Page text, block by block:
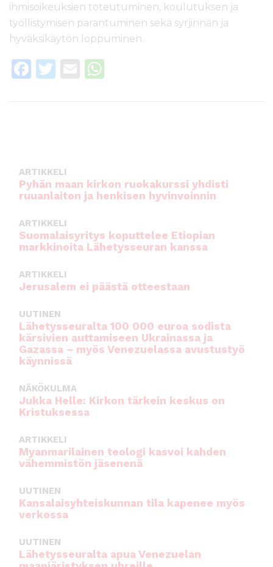
ihmisoikeuksien toteutuminen, koulutuksen ja
työllistymisen parantuminen sekä syrjinnän ja
hyväksikäytön loppuminen.​
F
o
o
k
T
E
p
ARTIKKELI
Pyhän maan kirkon ruokakurssi yhdisti
ruuanlaiton ja henkisen hyvinvoinnin
ARTIKKELI
Suomalaisyritys koputtelee Etiopian
markkinoita Lähetysseuran kanssa
ARTIKKELI
Jerusalem ei päästä otteestaan
UUTINEN
Lähetysseuralta 100 000 euroa sodista
kärsivien auttamiseen Ukrainassa ja
Gazassa – myös Venezuelassa avustustyö
käynnissä
NÄKÖKULMA
Jukka Helle: Kirkon tärkein keskus on
Kristuksessa
ARTIKKELI
Myanmarilainen teologi kasvoi kahden
vähemmistön jäsenenä
UUTINEN
Kansalaisyhteiskunnan tila kapenee myös
verkossa
UUTINEN
Lähetysseuralta apua Venezuelan